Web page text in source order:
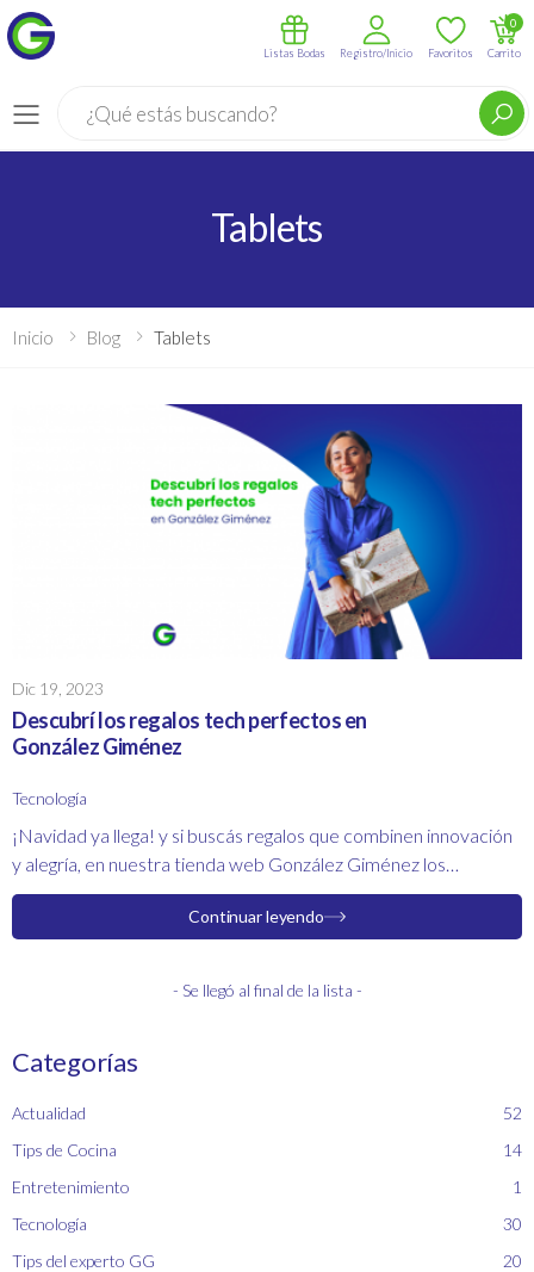
Menú
Listas Bodas Registro/Inicio Favoritos Carrito
0
Tablets
Inicio Blog Tablets
Dic 19, 2023
Descubrí los regalos tech perfectos en
González Giménez
Tecnología
¡Navidad ya llega! y si buscás regalos que combinen innovación
y alegría, en nuestra tienda web González Giménez los
encontrarás. Te dejamos las joyitas de nuestra sección
Tecnología, ¡perfectas para amigos y familiares!
Continuar leyendo
- Se llegó al final de la lista -
Categorías
Actualidad
52
Tips de Cocina
14
Entretenimiento
1
Tecnología
30
Tips del experto GG
20